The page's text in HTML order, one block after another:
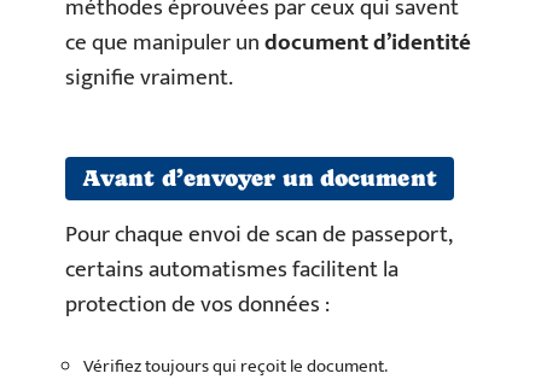
méthodes éprouvées par ceux qui savent
ce que manipuler undocument d’identité
signifie vraiment.
Avant d’envoyer un document
Pour chaque envoi de scan de passeport,
certains automatismes facilitent la
protection de vos données :
Vérifiez toujours qui reçoit le document.